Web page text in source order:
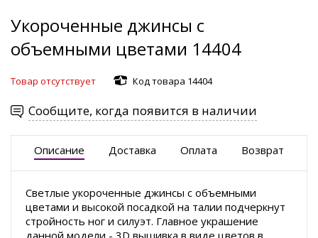
Укороченные джинсы с
объемными цветами 14404
Товар отсутствует Код товара 14404
Сообщите, когда появится в наличии
Описание Доставка Оплата Возврат
Светлые укороченные джинсы с объемными
цветами и высокой посадкой на талии подчеркнут
стройность ног и силуэт. Главное украшение